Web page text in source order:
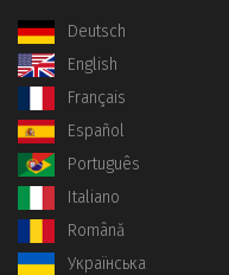
Deutsch
English
Français
Español
Português
Italiano
Română
Українська